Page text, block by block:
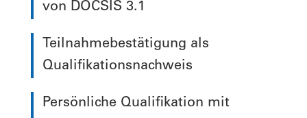
von DOCSIS 3.1
Teilnahmebestätigung als
Qualifikationsnachweis
Persönliche Qualifikation mit